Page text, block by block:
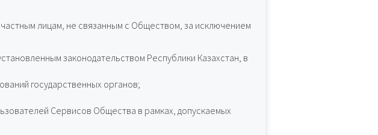
лицам, не связанным с Обществом, за исключением
законодательством Республики Казахстан, в
государственных органов;
Сервисов Общества в рамках, допускаемых